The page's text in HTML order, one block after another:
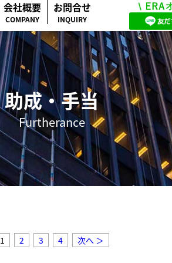
会社概要
COMPANY
お問合せ
INQUIRY
助成・手当
Furtherance
1 2 3 4 次へ ＞